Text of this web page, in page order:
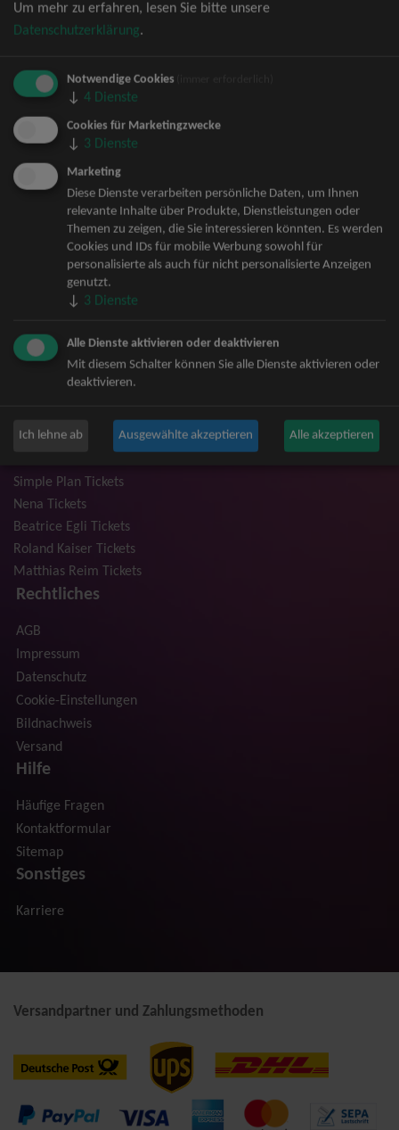
Unheilig Tickets
Santiano Tickets
Bryan Adams Tickets
Andreas Gabalier Tickets
Die Fantastischen Vier Tickets
Herbert Grönemeyer Tickets
Deep Purple Tickets
Howard Carpendale Tickets
Jan Delay & Disko No.1 Tickets
Pur Tickets
Bob Dylan Tickets
Mark Forster Tickets
The Prodigy Tickets
Niedeckens BAP Tickets
Judas Priest Tickets
Trailerpark & Friends Tickets
Simple Plan Tickets
Nena Tickets
Beatrice Egli Tickets
Roland Kaiser Tickets
Matthias Reim Tickets
Rechtliches
AGB
Impressum
Datenschutz
Cookie-Einstellungen
Bildnachweis
Versand
Hilfe
Häufige Fragen
Kontaktformular
Sitemap
Sonstiges
Karriere
Versandpartner und Zahlungsmethoden
Um mehr zu erfahren, lesen Sie bitte unsere
Datenschutzerklärung.
Notwendige Cookies
↓ 4 Dienste
Cookies für Marketingzwecke
↓ 3 Dienste
Marketing
Diese Dienste verarbeiten persönliche Daten, um Ihnen
relevante Inhalte über Produkte, Dienstleistungen oder
Themen zu zeigen, die Sie interessieren könnten. Es werden
Cookies und IDs für mobile Werbung sowohl für
personalisierte als auch für nicht personalisierte Anzeigen
genutzt.
↓ 3 Dienste
Alle Dienste aktivieren oder deaktivieren
Mit diesem Schalter können Sie alle Dienste aktivieren oder
deaktivieren.
Ich lehne ab Ausgewählte akzeptieren Alle akzeptieren